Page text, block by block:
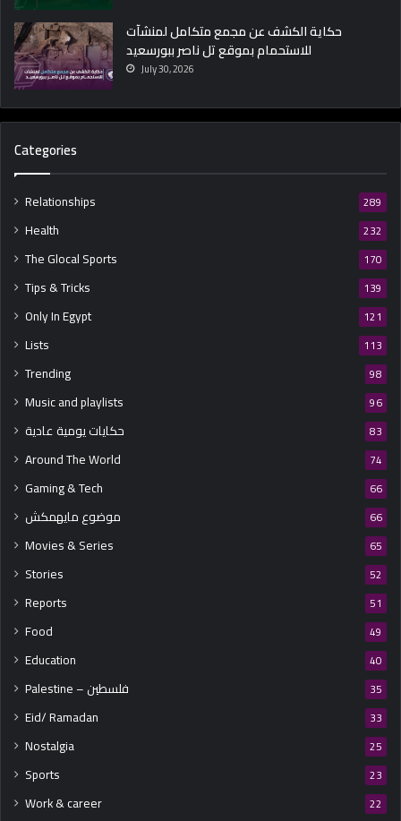
حكاية الكشف عن مجمع متكامل لمنشآت
للاستحمام بموقع تل ناصر ببورسعيد
July 30, 2026
Categories
Relationships 289
Health 232
The Glocal Sports 170
Tips & Tricks 139
Only In Egypt 121
Lists 113
Trending 98
Music and playlists 96
حكايات يومية عادية 83
Around The World 74
Gaming & Tech 66
موضوع مايهمكش 66
Movies & Series 65
Stories 52
Reports 51
Food 49
Education 40
Palestine – فلسطين 35
Eid/ Ramadan 33
Nostalgia 25
Sports 23
Work & career 22